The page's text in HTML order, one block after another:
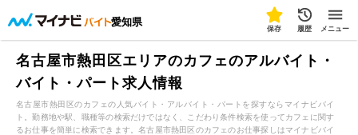
愛知県
保存 履歴 メニュー
名古屋市熱田区エリアのカフェのアルバイト・
バイト・パート求人情報
名古屋市熱田区のカフェの人気バイト・アルバイト・パートを探すならマイナビバイ
ト。勤務地や駅、職種等の検索だけではなく、こだわり条件検索を使ってカフェに関す
るお仕事を簡単に検索できます。名古屋市熱田区のカフェのお仕事探しはマイナビバイ